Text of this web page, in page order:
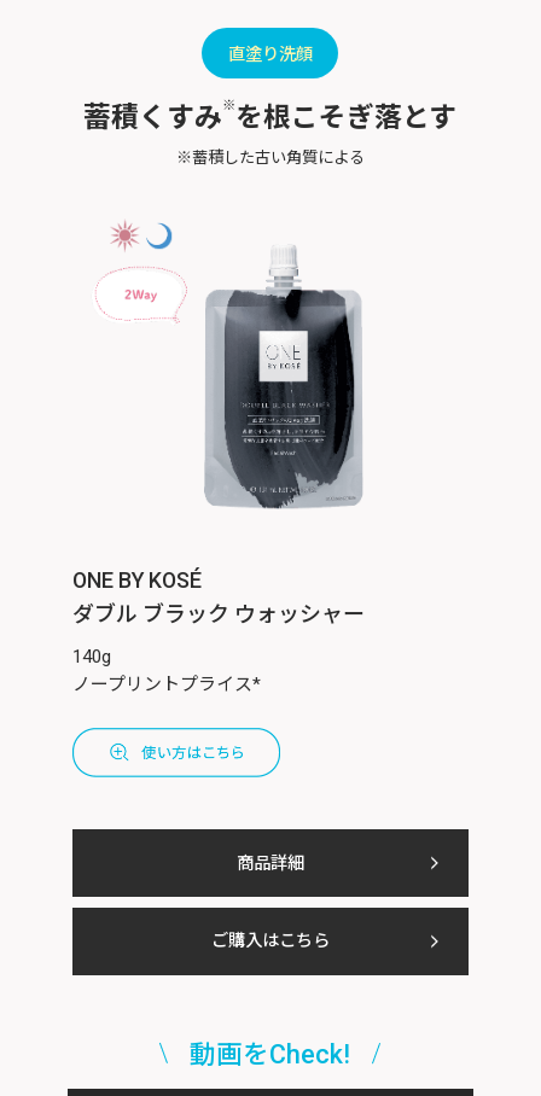
直塗り洗顔
蓄積くすみ※ を根こそぎ落とす
※蓄積した古い角質による
ONE BY KOSÉ
ダブル ブラック ウォッシャー
140g
ノープリントプライス*
商品詳細
ご購入はこちら
動画をCheck!